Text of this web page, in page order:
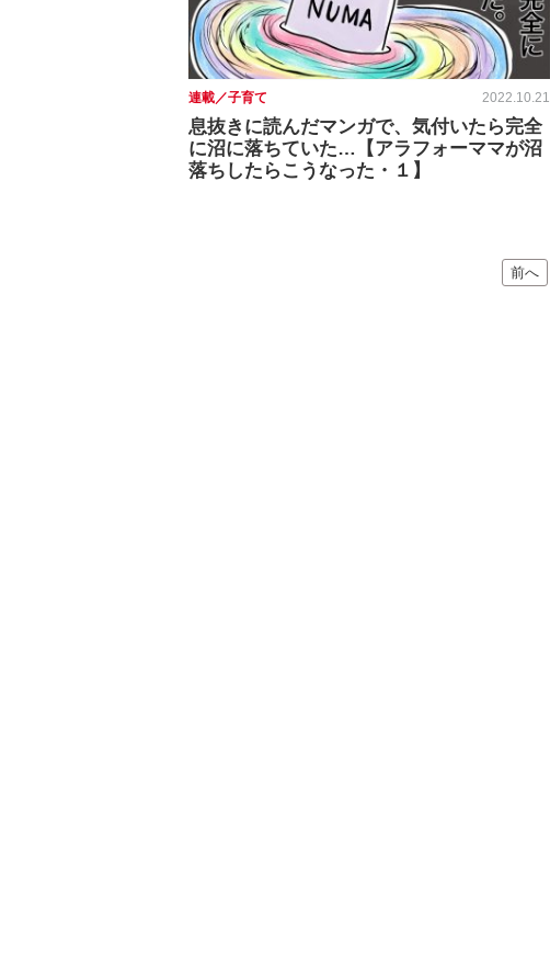
連載／子育て 2022.10.21
息抜きに読んだマンガで、気付いたら完全
に沼に落ちていた…【アラフォーママが沼
落ちしたらこうなった・１】
前へ